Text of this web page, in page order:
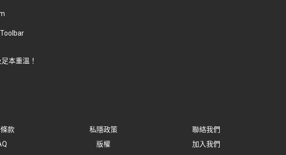
本重溫！
款 私隱政策
聯絡我們
版權 加入我們